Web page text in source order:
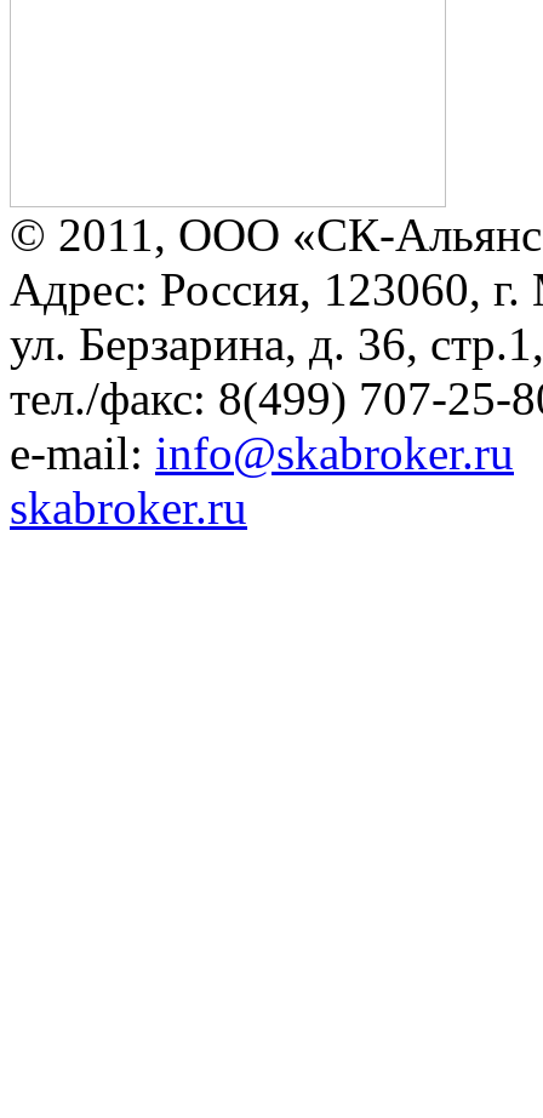
© 2011, ООО «СК-
Адрес: Россия, 123060, г.
ул. Берзарина, д. 36,
тел./факс: 8(499) 707-25-
e-mail: info@skabroker.ru
skabroker.ru